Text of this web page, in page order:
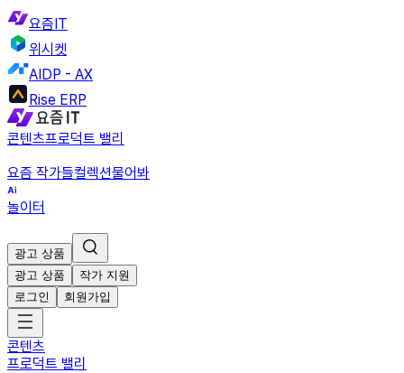
요즘IT
위시켓
AIDP - AX
Rise ERP
콘텐츠프로덕트 밸리
요즘 작가들컬렉션물어봐
놀이터
광고 상품
광고 상품
작가 지원
로그인
회원가입
콘텐츠
프로덕트 밸리